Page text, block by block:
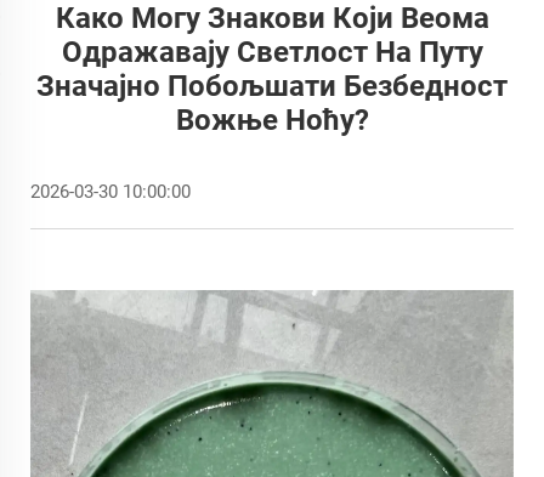
Како Могу Знакови Који Веома
Одражавају Светлост На Путу
Значајно Побољшати Безбедност
Вожње Ноћу?
2026-03-30 10:00:00